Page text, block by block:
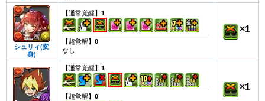
シュリィ(変
身)
【通常覚醒】 1
【超覚醒】 0
なし
×1
【通常覚醒】 1
【超覚醒】 0
×1